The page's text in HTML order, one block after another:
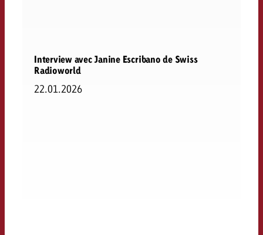
Interview avec Janine Escribano de Swiss
Radioworld
22.01.2026